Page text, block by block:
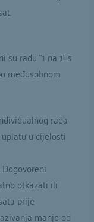
radu “1 na 1” s
međusobnom
rada
u cijelosti
otkazati ili
prije
manje od